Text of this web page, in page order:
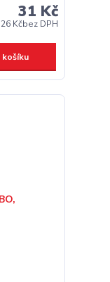
31 Kč
26 Kčbez DPH